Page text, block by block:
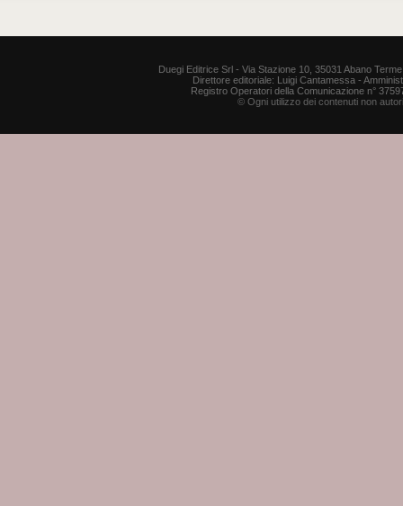
Duegi Editrice Srl - Via Stazione 10, 35031 Abano
Direttore editoriale: Luigi Cantamessa -
Registro Operatori della Comunicazione n°
© Ogni utilizzo dei contenuti non